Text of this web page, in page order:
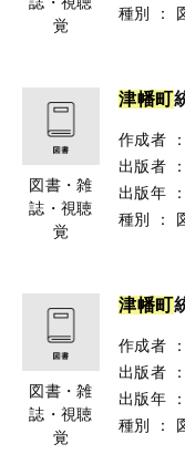
覚
種別
：
図書・雑
誌・視聴
覚
津幡町
作成者 ：
出版者
：
出版年
：
種別
：
図書・雑
誌・視聴
覚
津幡町
作成者 ：
出版者
：
出版年
：
種別
：